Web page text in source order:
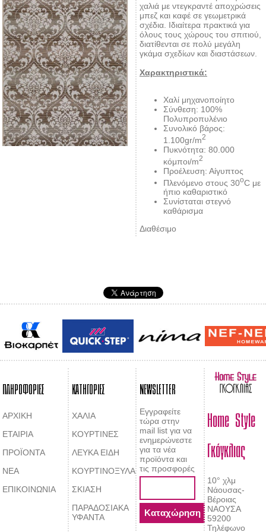
χαλιά με ντεγκραντέ αποχρώσεις
μπεζ και καφέ σε γεωμετρικά
σχέδια. Ιδιαίτερα πρακτικά για
όλους τους χώρους του σπιτιού,
διατίθενται σε πολύ μεγάλη
γκάμα σχεδίων και διαστάσεων.
Χαρακτηριστικά:
Χαλί μηχανοποίητο
Σύνθεση: 100%
Πολυπροπυλένιο
Συνολικό βάρος:
1.100gr/m2
Πυκνότητα: 80.000
κόμποι/m2
Προέλευση: Αίγυπτος
Πλενόμενο στους 30οC με
ήπιο καθαριστικό
Συνίσταται στεγνό
καθάρισμα
Διαθέσιμο
ΠΛΗΡΟΦΟΡΙΕΣ
ΑΡΧΙΚΗ
ΕΤΑΙΡΙΑ
ΠΡΟΪΟΝΤΑ
ΝΕΑ
ΕΠΙΚΟΙΝΩΝΙΑ
ΚΑΤΗΓΟΡΙΕΣ
ΧΑΛΙΑ
ΚΟΥΡΤΙΝΕΣ
ΛΕΥΚΑ ΕΙΔΗ
ΚΟΥΡΤΙΝΟΞΥΛΑ
ΣΚΙΑΣΗ
ΠΑΡΑΔΟΣΙΑΚΑ
ΥΦΑΝΤΑ
NEWSLETTER
Εγγραφείτε
τώρα στην
mail list για να
ενημερώνεστε
για τα νέα
προϊόντα και
τις προσφορές
Home Style
Γκόγκλιας
10° χλμ
Νάουσας-
Βέροιας
ΝΑΟΥΣΑ
59200
Τηλέφωνο